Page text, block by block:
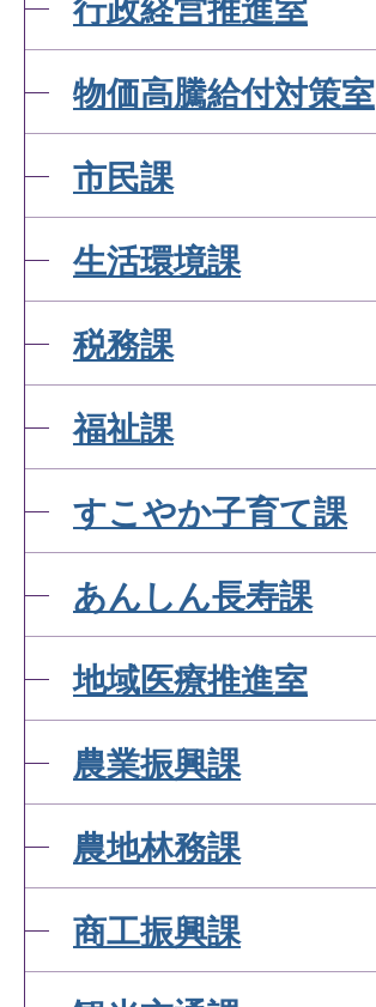
行政経営推進室
物価高騰給付対策室
市民課
生活環境課
税務課
福祉課
すこやか子育て課
あんしん長寿課
地域医療推進室
農業振興課
農地林務課
商工振興課